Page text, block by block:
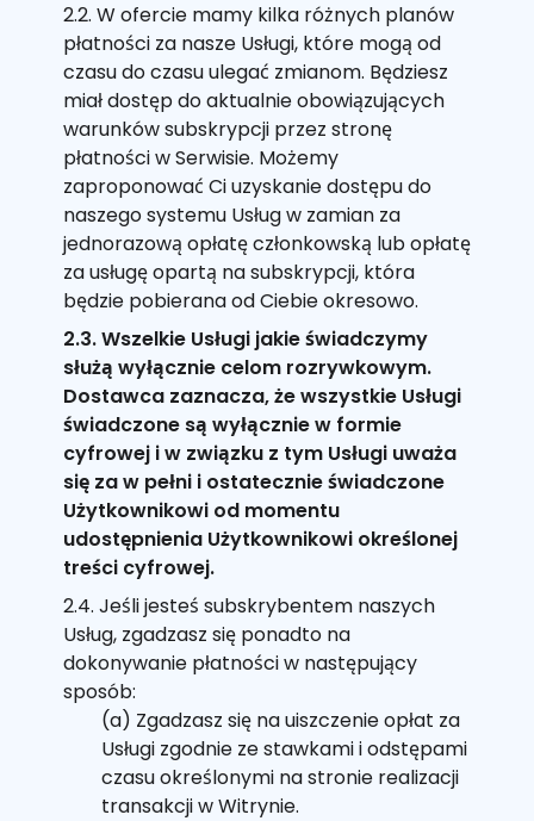
2.2. W ofercie mamy kilka różnych planów
płatności za nasze Usługi, które mogą od
czasu do czasu ulegać zmianom. Będziesz
miał dostęp do aktualnie obowiązujących
warunków subskrypcji przez stronę
płatności w Serwisie. Możemy
zaproponować Ci uzyskanie dostępu do
naszego systemu Usług w zamian za
jednorazową opłatę członkowską lub opłatę
za usługę opartą na subskrypcji, która
będzie pobierana od Ciebie okresowo.
2.3. Wszelkie Usługi jakie świadczymy
służą wyłącznie celom rozrywkowym.
Dostawca zaznacza, że wszystkie Usługi
świadczone są wyłącznie w formie
cyfrowej i w związku z tym Usługi uważa
się za w pełni i ostatecznie świadczone
Użytkownikowi od momentu
udostępnienia Użytkownikowi określonej
treści cyfrowej.
2.4. Jeśli jesteś subskrybentem naszych
Usług, zgadzasz się ponadto na
dokonywanie płatności w następujący
sposób:
(a) Zgadzasz się na uiszczenie opłat za
Usługi zgodnie ze stawkami i odstępami
czasu określonymi na stronie realizacji
transakcji w Witrynie.